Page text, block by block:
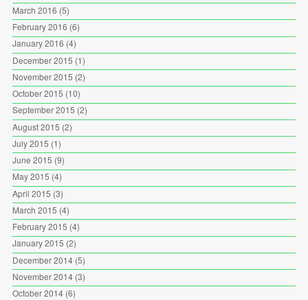
March 2016 (5)
February 2016 (6)
January 2016 (4)
December 2015 (1)
November 2015 (2)
October 2015 (10)
September 2015 (2)
August 2015 (2)
July 2015 (1)
June 2015 (9)
May 2015 (4)
April 2015 (3)
March 2015 (4)
February 2015 (4)
January 2015 (2)
December 2014(5)
November 2014(3)
October 2014(6)